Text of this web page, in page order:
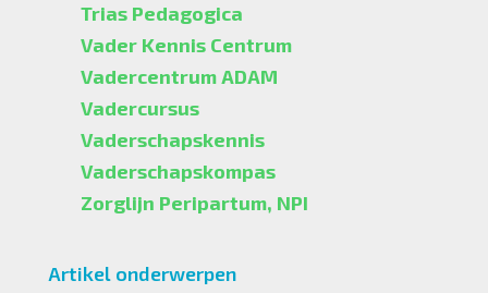
Trias Pedagogica
Vader Kennis Centrum
Vadercentrum ADAM
Vadercursus
Vaderschapskennis
Vaderschapskompas
Zorglijn Peripartum, NPI
Artikel onderwerpen